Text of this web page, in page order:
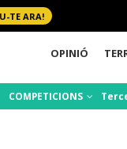
TE ARA!
OPINIÓ
COMPETICIONS